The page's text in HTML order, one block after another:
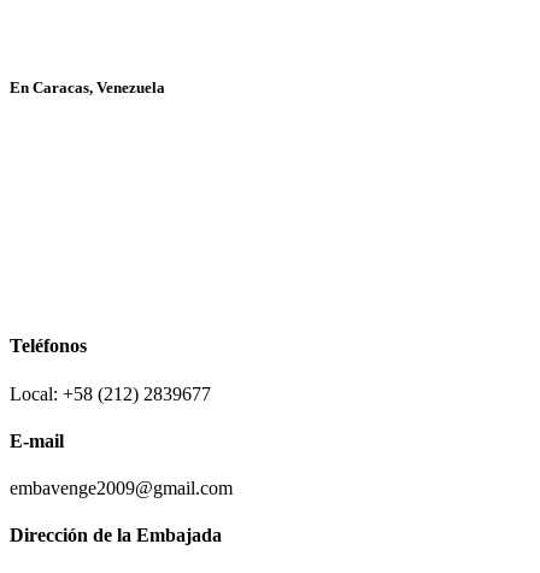
En Caracas, Venezuela
Teléfonos
Local: +58 (212) 2839677
E-mail
embavenge2009@gmail.com
Dirección de la Embajada